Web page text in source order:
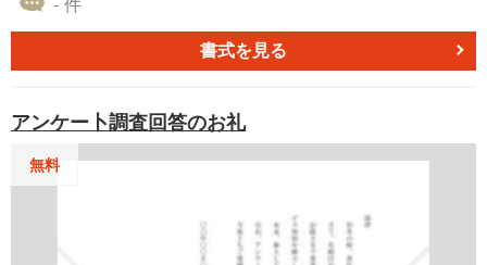
書式を見る
アンケー卜調査回答のお礼
無料